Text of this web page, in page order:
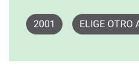
2001 ELIGE OTRO